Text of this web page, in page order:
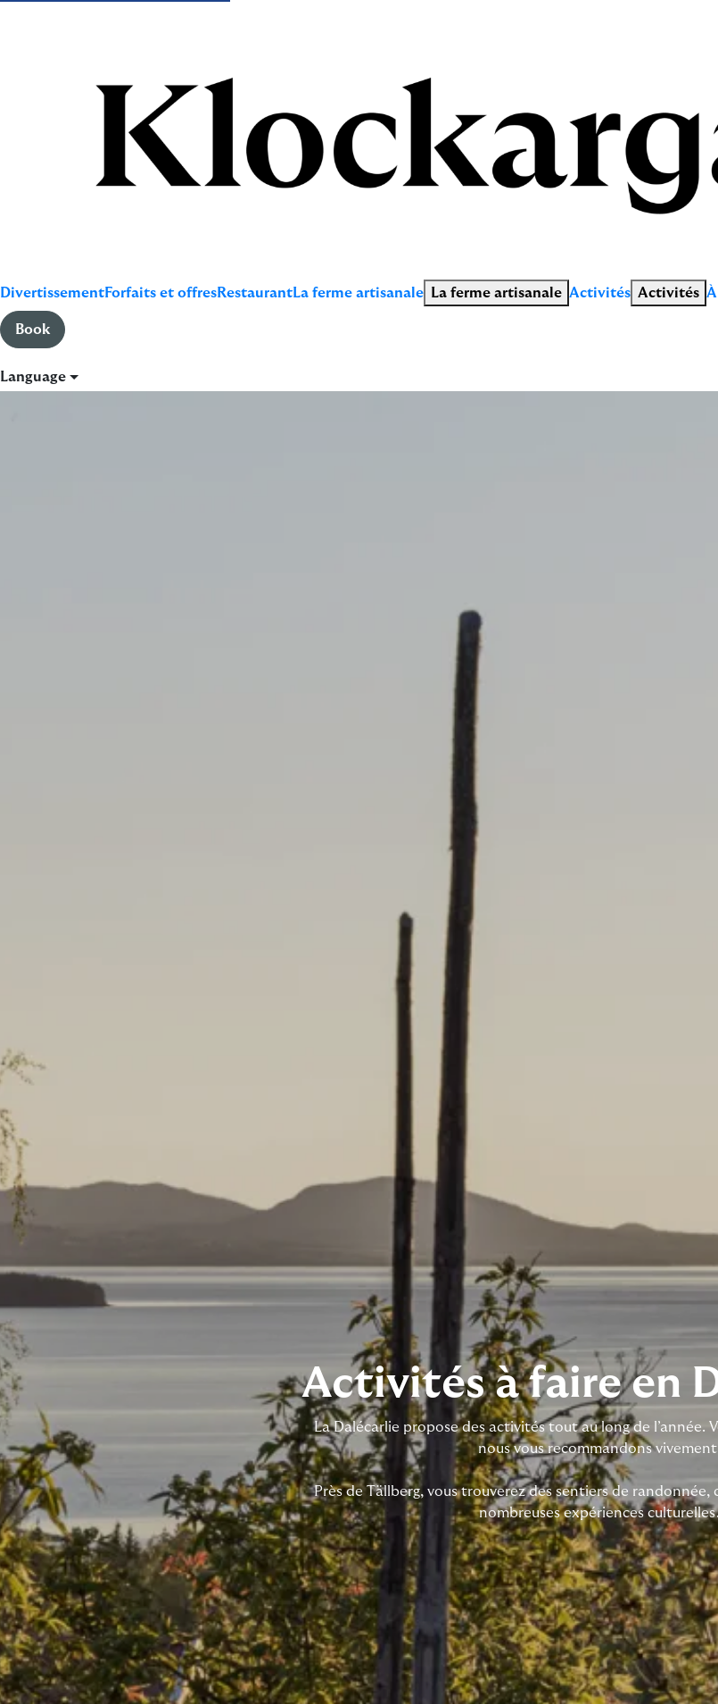
DivertissementForfaits et offresRestaurant La ferme artisanale La ferme artisanale Activités Activités
Book
Language
Activités à faire en
La Dalécarlie propose des activités tout au long de l’année.
nous vous recommandons
Près de Tällberg, vous trouverez des sentiers de randonnée,
nombreuses expériences